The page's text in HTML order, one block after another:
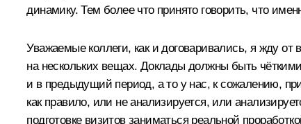
динамику. Тем более что принято говорить, что
Уважаемые коллеги, как и договаривались, я жду
на нескольких вещах. Доклады должны быть
и в предыдущий период, а то у нас, к сожалению,
как правило, или не анализируется, или
подготовке визитов заниматься реальной